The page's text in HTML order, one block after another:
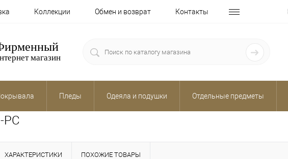
Коллекции Обмен и возврат Контакты
магазин
Пледы Одеяла и подушки Отдельные предметы
ХАРАКТЕРИСТИКИ ПОХОЖИЕ ТОВАРЫ